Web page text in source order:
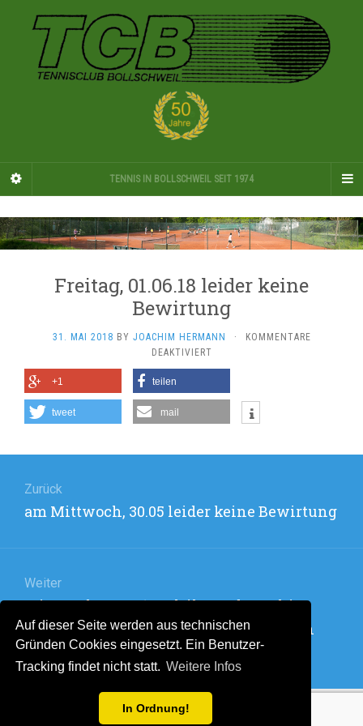
Auf dieser Seite werden aus technischen
Gründen Cookies eingesetzt. Ein Benutzer-
Tracking findet nicht statt. Weitere Infos
In Ordnung!
TENNIS IN BOLLSCHWEIL SEIT 1974
Freitag, 01.06.18 leider keine
Bewirtung
31. MAI 2018 BY JOACHIM HERMANN ·
KOMMENTARE
DEAKTIVIERT
FREITAG,
LEIDER
+1 teilen
tweet mail
Zurück
Vorheriger
am Mittwoch, 30.05 leider keine Bewirtung
Weiter
Nächster
Beitrag:
Mittwoch, 06.06.18, Ulrike und Joachim
machen Grillwürste mit verschiedenen
Salaten
Stolz präsentiert von WordPress . Theme: Flat 1.7.11 by